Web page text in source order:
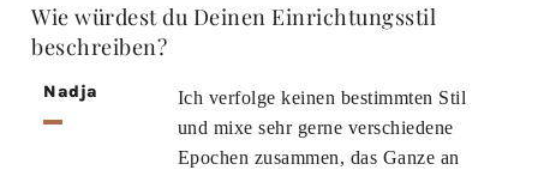
Wie würdest du Deinen Einrichtungsstil
beschreiben?
Nadja
Ich verfolge keinen bestimmten Stil
und mixe sehr gerne verschiedene
Epochen zusammen, das Ganze an